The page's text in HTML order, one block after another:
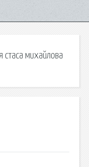
стаса михайлова